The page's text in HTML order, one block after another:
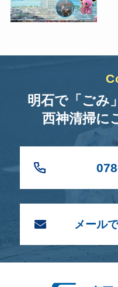
明石で「ごみ
西神清掃に
メール